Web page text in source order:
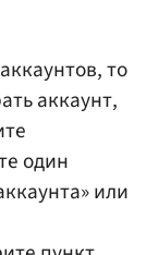
то
аккаунт,
один
или